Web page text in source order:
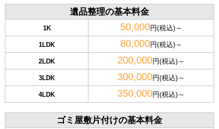
遺品整理の基本料金
1K 50,000円(税込)～
1LDK 80,000円(税込)～
2LDK 200,000円(税込)～
3LDK 300,000円(税込)～
4LDK 350,000円(税込)～
ゴミ屋敷片付けの基本料金